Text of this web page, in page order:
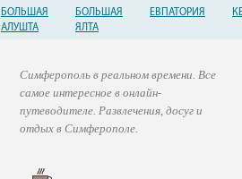
БОЛЬШАЯ
АЛУШТА
БОЛЬШАЯ
ЯЛТА
ЕВПАТОРИЯ
Симферополь в реальном времени. Все
самое интересное в онлайн-
путеводителе. Развлечения, досуг и
отдых в Симферополе.